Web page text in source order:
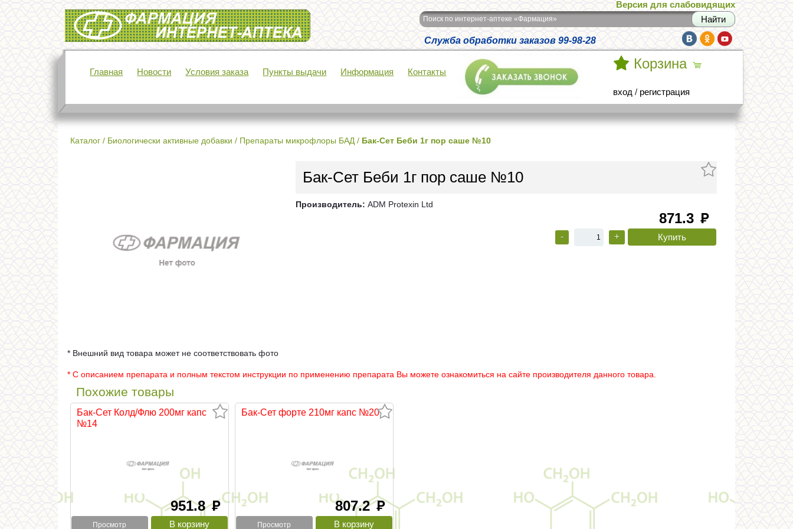
Интернет-аптека Фармация
Версия для слабовидящих
Поиск по интернет-аптеке «Фармация»
Служба обработки заказов 99-98-28
Главная Новости Условия заказа Пункты выдачи Информация Контакты
Корзина
вход / регистрация
Каталог / Биологически активные добавки / Препараты микрофлоры БАД / Бак-Сет Беби 1г пор саше №10
Бак-Сет Беби 1г пор саше №10
Производитель: ADM Protexin Ltd
871.3 руб
- +
* Внешний вид товара может не соответствовать фото
* С описанием препарата и полным текстом инструкции по применению препарата Вы можете ознакомиться на сайте производителя данного товара.
Похожие товары
Бак-Сет Колд/Флю 200мг капс
№14
951.8руб
Просмотр
Бак-Сет форте 210мг капс №20
807.2руб
Просмотр